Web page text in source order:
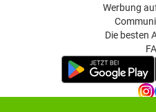
Werbung
Die besten